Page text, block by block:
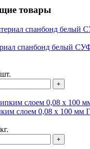
товары
спанбонд белый
слоем 0,08 х 100 мм